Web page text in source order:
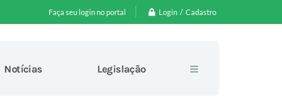
Faça seu login no portal Login / Cadastro
Notícias Legislação